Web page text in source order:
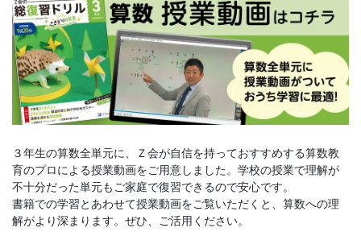
学
書、
幼
小
学
３年生の算数全単元に、Ｚ会が自信を持っておすすめする算数教
育のプロによる授業動画をご用意しました。学校の授業で理解が
不十分だった単元もご家庭で復習できるので安心です。
書籍での学習とあわせて授業動画をご覧いただくと、算数への理
解がより深まります。ぜひ、ご活用ください。